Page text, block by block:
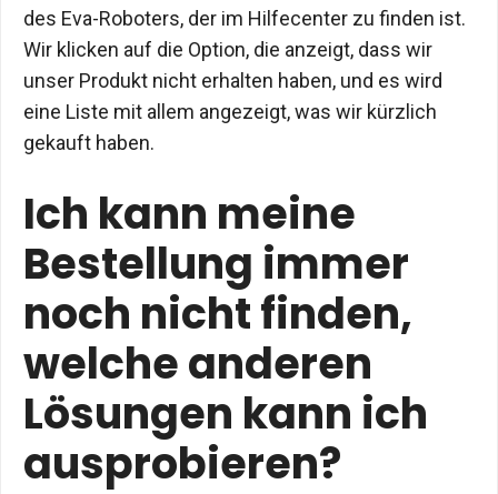
des Eva-Roboters, der im Hilfecenter zu finden ist.
Wir klicken auf die Option, die anzeigt, dass wir
unser Produkt nicht erhalten haben, und es wird
eine Liste mit allem angezeigt, was wir kürzlich
gekauft haben.
Ich kann meine
Bestellung immer
noch nicht finden,
welche anderen
Lösungen kann ich
ausprobieren?